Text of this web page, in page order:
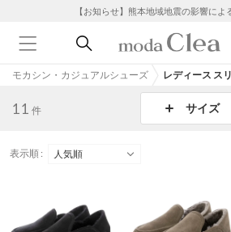
【お知らせ】熊本地域地震の影響によ
モカシン・カジュアルシューズ レディース ス
11 件 サイズ
表示順 :